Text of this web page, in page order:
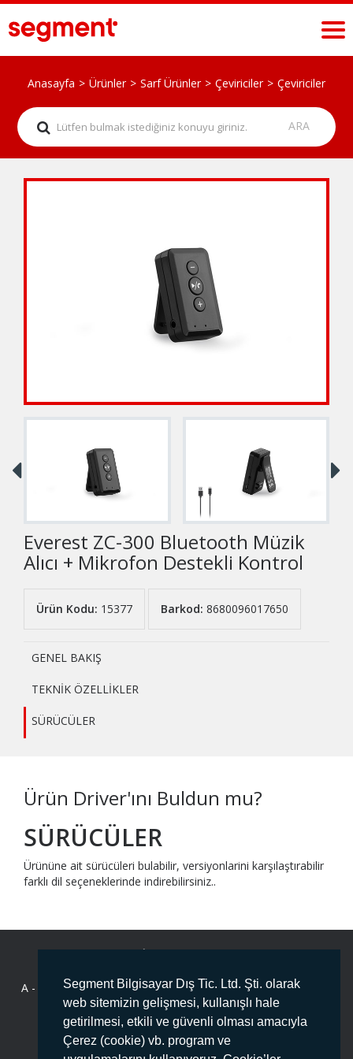
Segment Bilgisayar Dış Tic. Ltd. Şti. olarak
web sitemizin gelişmesi, kullanışlı hale
getirilmesi, etkili ve güvenli olması amacıyla
Çerez (cookie) vb. program ve
Anasayfa Ürünler Sarf Ürünler Çeviriciler Çeviriciler
Everest ZC-300 Bluetooth Müzik
Alıcı + Mikrofon Destekli Kontrol
Ürün Kodu: 15377 Barkod: 8680096017650
GENEL BAKIŞ
TEKNİK ÖZELLİKLER
SÜRÜCÜLER
Ürün Driver'ını Buldun mu?
SÜRÜCÜLER
Ürününe ait sürücüleri bulabilir, versiyonlarini karşılaştırabilir
farklı dil seçeneklerinde indirebilirsiniz..
A -
Deliklikaya Mahallesi Fersah Caddesi No:136 İç Kapı No :1
ARNAVUTKÖY/İSTANBUL PK:34555
T - 444 78 99